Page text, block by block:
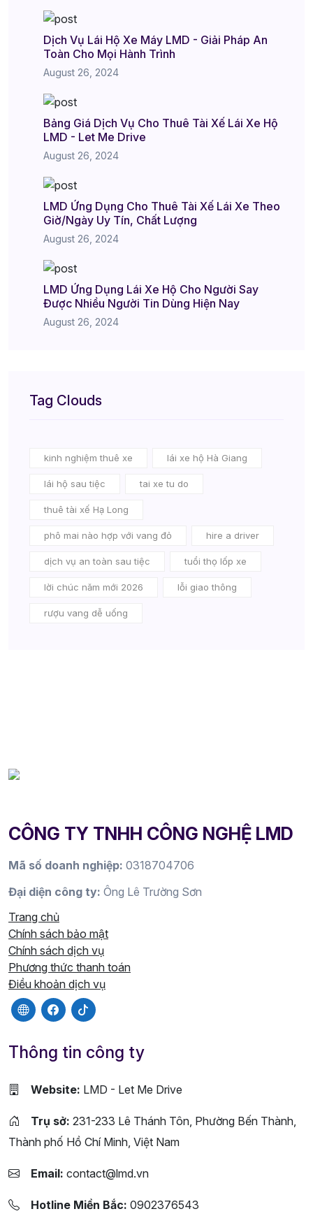
Dịch Vụ Lái Hộ Xe Máy LMD - Giải Pháp An
Toàn Cho Mọi Hành Trình
August 26, 2024
Bảng Giá Dịch Vụ Cho Thuê Tài Xế Lái Xe Hộ
LMD - Let Me Drive
August 26, 2024
LMD Ứng Dụng Cho Thuê Tài Xế Lái Xe Theo
Giờ/Ngày Uy Tín, Chất Lượng
August 26, 2024
LMD Ứng Dụng Lái Xe Hộ Cho Người Say
Được Nhiều Người Tin Dùng Hiện Nay
August 26, 2024
Tag Clouds
kinh nghiệm thuê xe lái xe hộ Hà Giang
lái hộ sau tiệc tai xe tu do
thuê tài xế Hạ Long
phô mai nào hợp với vang đỏ hire a driver
dịch vụ an toàn sau tiệc tuổi thọ lốp xe
lời chúc năm mới 2026 lỗi giao thông
rượu vang dễ uống
CÔNG TY TNHH CÔNG NGHỆ LMD
Mã số doanh nghiệp: 0318704706
Đại diện công ty: Ông Lê Trường Sơn
Trang chủ
Chính sách bảo mật
Chính sách dịch vụ
Phương thức thanh toán
Điều khoản dịch vụ
Thông tin công ty
Website: LMD - Let Me Drive
Trụ sở: 231-233 Lê Thánh Tôn, Phường Bến Thành,
Thành phố Hồ Chí Minh, Việt Nam
Email: contact@lmd.vn
Hotline Miền Bắc: 0902376543